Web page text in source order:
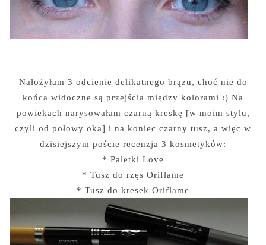
Nałożyłam 3 odcienie delikatnego brązu, choć nie do
końca widoczne są przejścia między kolorami :) Na
powiekach narysowałam czarną kreskę [w moim stylu,
czyli od połowy oka] i na koniec czarny tusz, a więc w
dzisiejszym poście recenzja 3 kosmetyków:
* Paletki Love
* Tusz do rzęs Oriflame
* Tusz do kresek Oriflame